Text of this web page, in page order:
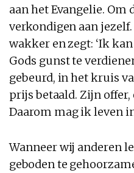
aan het Evangelie. Om
verkondigen aan jezelf.
wakker en zegt: ‘Ik
Gods gunst te
gebeurd, in het kruis
prijs betaald. Zijn offer,
Daarom mag ik leven
Wanneer wij anderen
geboden te